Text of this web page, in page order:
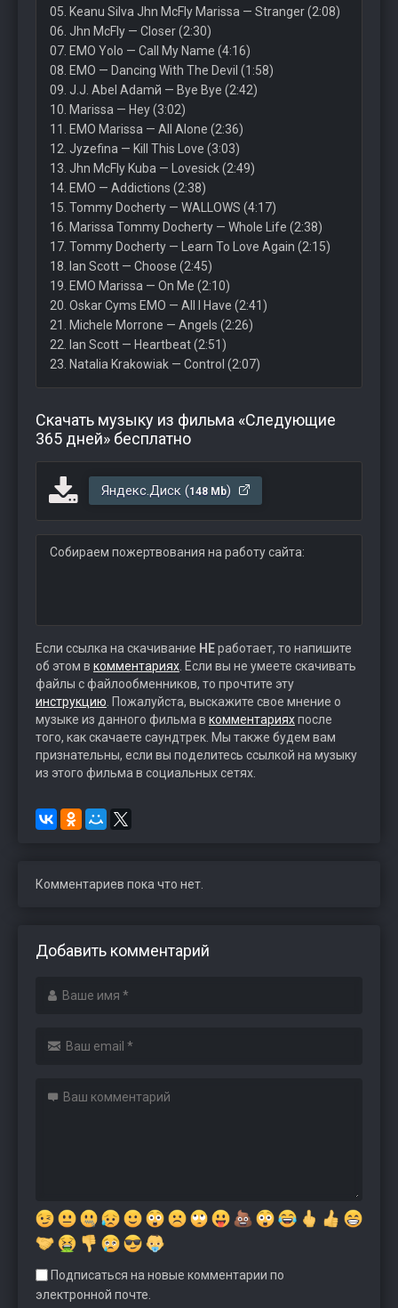
05. Keanu Silva Jhn McFly Marissa — Stranger (2:08)
06. Jhn McFly — Closer (2:30)
07. EMO Yolo — Call My Name (4:16)
08. EMO — Dancing With The Devil (1:58)
09. J.J. Abel Adamй — Bye Bye (2:42)
10. Marissa — Hey (3:02)
11. EMO Marissa — All Alone (2:36)
12. Jуzefina — Kill This Love (3:03)
13. Jhn McFly Kuba — Lovesick (2:49)
14. EMO — Addictions (2:38)
15. Tommy Docherty — WALLOWS (4:17)
16. Marissa Tommy Docherty — Whole Life (2:38)
17. Tommy Docherty — Learn To Love Again (2:15)
18. Ian Scott — Choose (2:45)
19. EMO Marissa — On Me (2:10)
20. Oskar Cyms EMO — All I Have (2:41)
21. Michele Morrone — Angels (2:26)
22. Ian Scott — Heartbeat (2:51)
23. Natalia Krakowiak — Control (2:07)
Скачать музыку из фильма «Следующие
365 дней» бесплатно
Яндекс.Диск (148 Mb)
Собираем пожертвования на работу сайта:
Если ссылка на скачивание НЕработает, то напишите
об этом в комментариях . Если вы не умеете скачивать
файлы с файлообменников, то прочтите эту
инструкцию . Пожалуйста, выскажите свое мнение о
музыке из данного фильма в комментарияхпосле
того, как скачаете саундтрек. Мы также будем вам
признательны, если вы поделитесь ссылкой на музыку
из этого фильма в социальных сетях.
Комментариев пока что нет.
Добавить комментарий
Подписаться на новые комментарии по
электронной почте.